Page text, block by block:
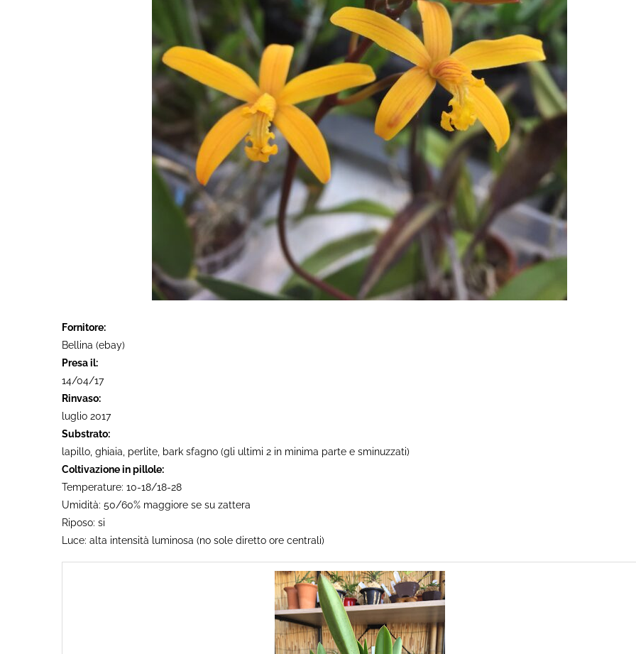
Fornitore:
Bellina (ebay)
Presa il:
14/04/17
Rinvaso:
luglio 2017
Substrato:
lapillo, ghiaia, perlite, bark sfagno (gli ultimi 2 in minima parte e sminuzzati)
Coltivazione in pillole:
Temperature: 10-18/18-28
Umidità: 50/60% maggiore se su zattera
Riposo: si
Luce: alta intensità luminosa (no sole diretto ore centrali)